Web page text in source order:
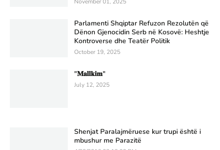
Parlamenti Shqiptar Refuzon Rezolutën që
Dënon Gjenocidin Serb në Kosovë: Heshtje
Kontroverse dhe Teatër Politik
October 19, 2025
"𝐌𝐚𝐥𝐥𝐤𝐢𝐦"
July 12, 2025
Shenjat Paralajmëruese kur trupi është i
mbushur me Parazitë